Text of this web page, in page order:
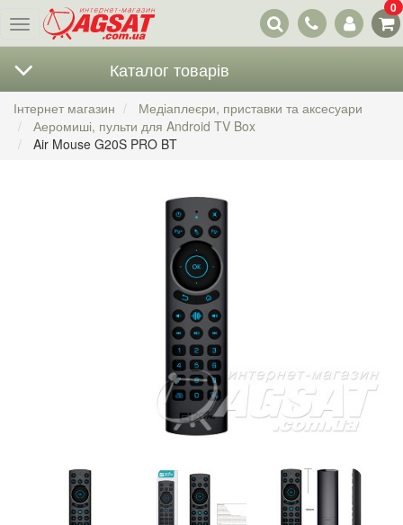
Меню
Наші
контакти
0
Каталог товарів
Інтернет магазин
Медіаплеєри, приставки та аксесуари
Аеромиші, пульти для Android TV Box
Air Mouse G20S PRO BT